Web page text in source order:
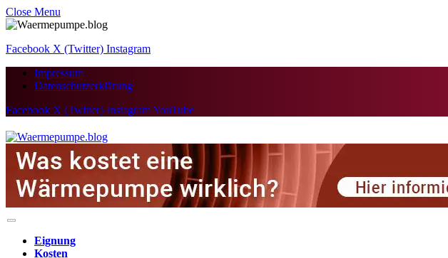
Close Menu
Facebook X (Twitter) Instagram
Impressum
Datenschutzerklärung
Facebook X (Twitter) InstagramYouTube
Eignung
Kosten